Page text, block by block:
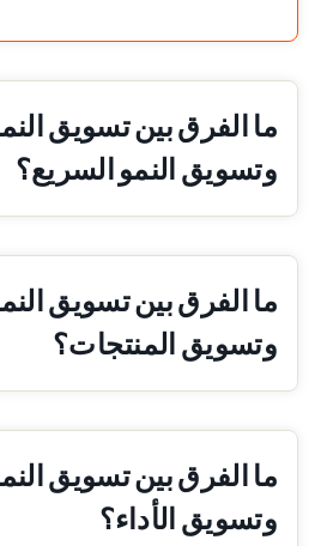
ما الفرق بين تسويق
وتسويق النمو السريع؟
ما الفرق بين تسويق
وتسويق المنتجات؟
ما الفرق بين تسويق
وتسويق الأداء؟